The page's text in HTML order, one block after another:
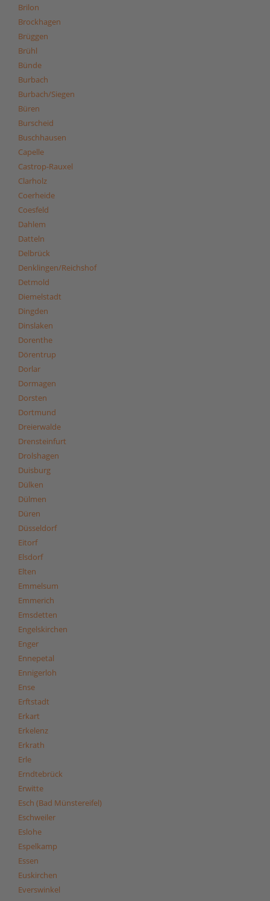
Brilon
Brockhagen
Brüggen
Brühl
Bünde
Burbach
Burbach/Siegen
Büren
Burscheid
Buschhausen
Capelle
Castrop-Rauxel
Clarholz
Coerheide
Coesfeld
Dahlem
Datteln
Delbrück
Denklingen/Reichshof
Detmold
Diemelstadt
Dingden
Dinslaken
Dorenthe
Dörentrup
Dorlar
Dormagen
Dorsten
Dortmund
Dreierwalde
Drensteinfurt
Drolshagen
Duisburg
Dülken
Dülmen
Düren
Düsseldorf
Eitorf
Elsdorf
Elten
Emmelsum
Emmerich
Emsdetten
Engelskirchen
Enger
Ennepetal
Ennigerloh
Ense
Erftstadt
Erkart
Erkelenz
Erkrath
Erle
Erndtebrück
Erwitte
Esch (Bad Münstereifel)
Eschweiler
Eslohe
Espelkamp
Essen
Euskirchen
Everswinkel